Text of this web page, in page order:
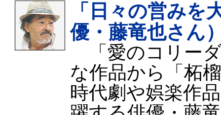
「日々の営みを
優・藤竜也さん
「愛のコリー
な作品から「柘
時代劇や娯楽作